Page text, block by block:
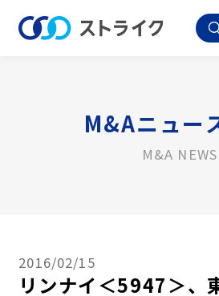
M&Aニュー
M&A NEWS
2016/02/15
リンナイ＜5947＞、